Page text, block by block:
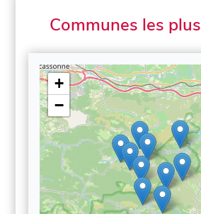
Communes les
+
−